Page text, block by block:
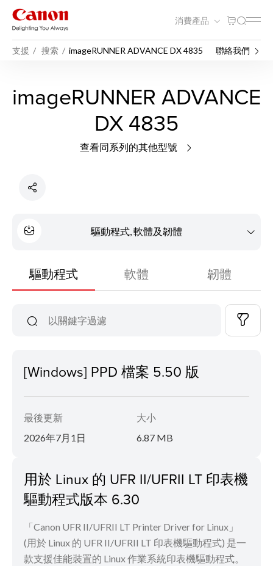
消費產品
支援 搜索 imageRUNNER ADVANCE DX 4835 聯絡我們
imageRUNNER ADVANCE
DX 4835
查看同系列的其他型號
驅動程式, 軟體及韌體
驅動程式 軟體 韌體
[Windows] PPD 檔案 5.50 版
最後更新
2026年7月1日
大小
6.87 MB
用於 Linux 的 UFR II/UFRII LT 印表機
驅動程式版本 6.30
「Canon UFR II/UFRII LT Printer Driver for Linux」
(用於 Linux 的 UFR II/UFRII LT 印表機驅動程式) 是一
款支援佳能裝置的 Linux 作業系統印表機驅動程式。